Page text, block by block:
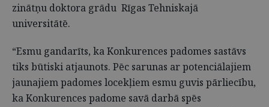
zinātņu doktora grādu Rīgas Tehniskajā
universitātē.
“Esmu gandarīts, ka Konkurences padomes sastāvs
tiks būtiski atjaunots. Pēc sarunas ar potenciālajiem
jaunajiem padomes locekļiem esmu guvis pārliecību,
ka Konkurences padome savā darbā spēs